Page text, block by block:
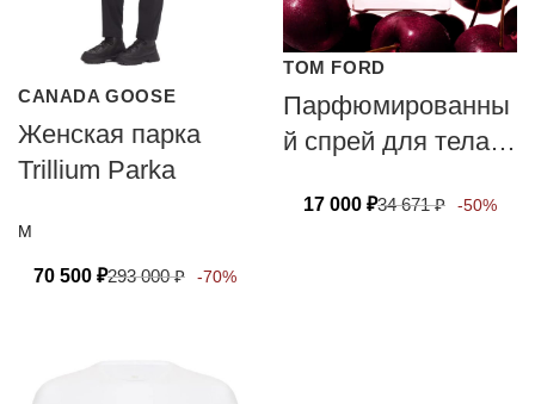
CANADA GOOSE
Женская парка
Trillium Parka
M
70 500 ₽293 000₽ -70%
TOM FORD
Парфюмированны
й спрей для тела
CHERRY 150ML
17 000 ₽34 671₽ -50%